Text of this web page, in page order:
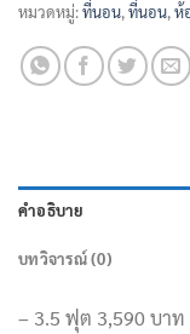
หมวดหมู่:ที่นอน,ที่นอน,ห้
คำอธิบาย
บทวิจารณ์ (0)
– 3.5 ฟุต 3,590 บา